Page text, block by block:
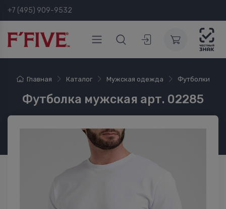
+7 (495) 909-9532
Главная Каталог Мужская одежда Футболки
Футболка мужская арт. 02285